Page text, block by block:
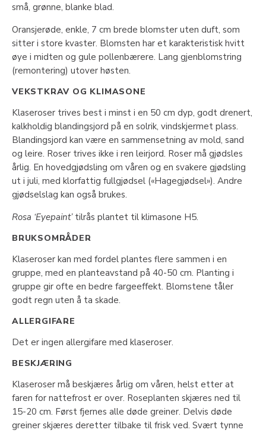
små, grønne, blanke blad.
Oransjerøde, enkle, 7 cm brede blomster uten duft, som
sitter i store kvaster. Blomsten har et karakteristisk hvitt
øye i midten og gule pollenbærere. Lang gjenblomstring
(remontering) utover høsten.
VEKSTKRAV OG KLIMASONE
Klaseroser trives best i minst i en 50 cm dyp, godt drenert,
kalkholdig blandingsjord på en solrik, vindskjermet plass.
Blandingsjord kan være en sammensetning av mold, sand
og leire. Roser trives ikke i ren leirjord. Roser må gjødsles
årlig. En hovedgjødsling om våren og en svakere gjødsling
ut i juli, med klorfattig fullgjødsel («Hagegjødsel»). Andre
gjødselslag kan også brukes.
Rosa ‘Eyepaint’ tilrås plantet til klimasone H5.
BRUKSOMRÅDER
Klaseroser kan med fordel plantes flere sammen i en
gruppe, med en planteavstand på 40-50 cm. Planting i
gruppe gir ofte en bedre fargeeffekt. Blomstene tåler
godt regn uten å ta skade.
ALLERGIFARE
Det er ingen allergifare med klaseroser.
BESKJÆRING
Klaseroser må beskjæres årlig om våren, helst etter at
faren for nattefrost er over. Roseplanten skjæres ned til
15-20 cm. Først fjernes alle døde greiner. Delvis døde
greiner skjæres deretter tilbake til frisk ved. Svært tynne